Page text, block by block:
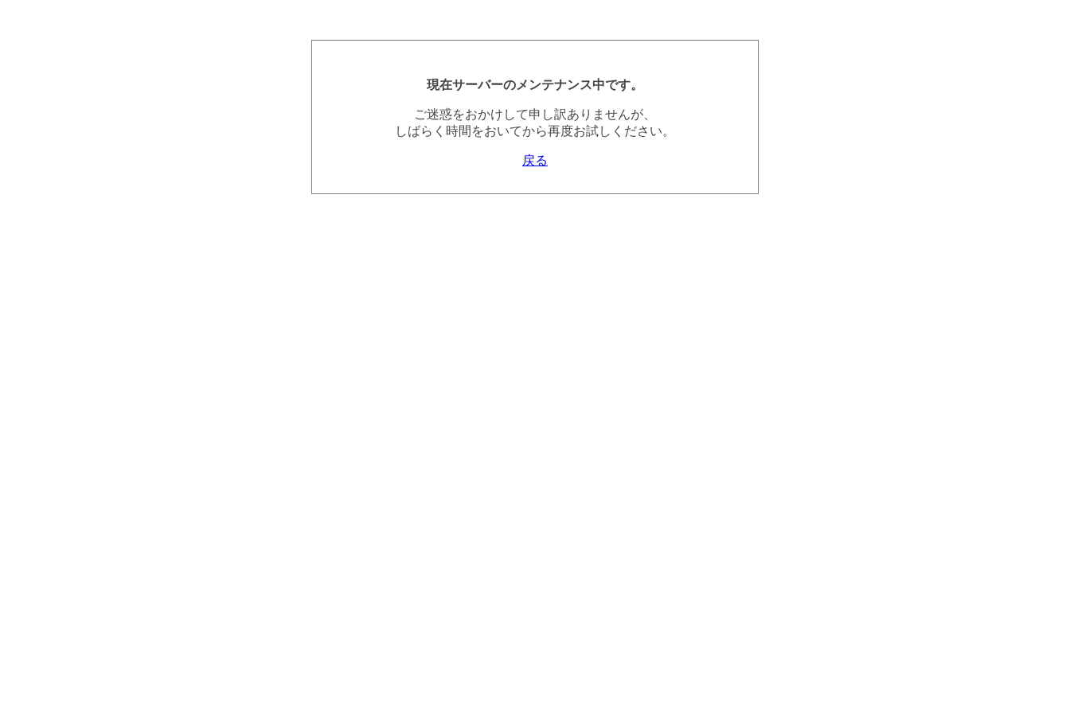
現在サーバーのメンテナンス中です。
ご迷惑をおかけして申し訳ありませんが、
しばらく時間をおいてから再度お試しください。
戻る